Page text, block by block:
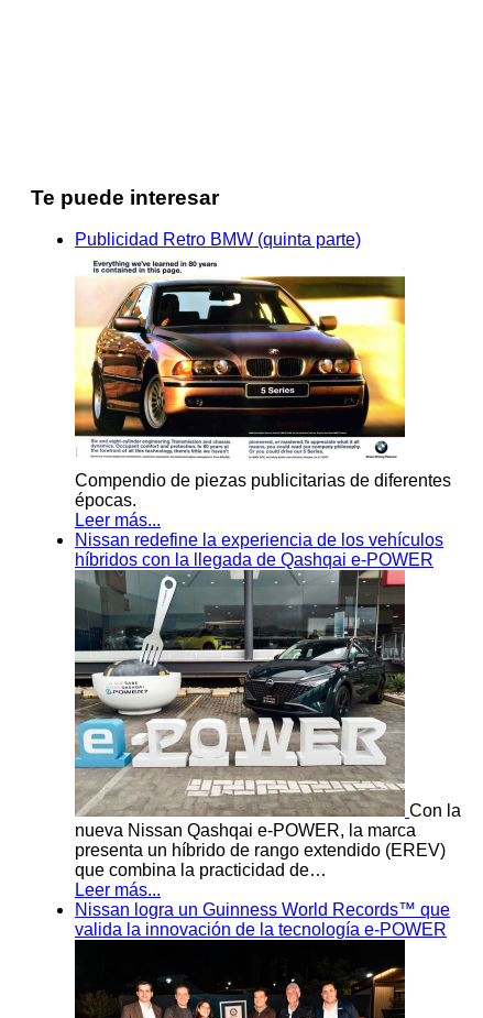
Te puede interesar
Publicidad Retro BMW (quinta parte)
Compendio de piezas publicitarias de diferentes
épocas.
Leer más...
Nissan redefine la experiencia de los vehículos
híbridos con la llegada de Qashqai e-POWER
Con la
nueva Nissan Qashqai e-POWER, la marca
presenta un híbrido de rango extendido (EREV)
que combina la practicidad de…
Leer más...
Nissan logra un Guinness World Records™ que
valida la innovación de la tecnología e-POWER